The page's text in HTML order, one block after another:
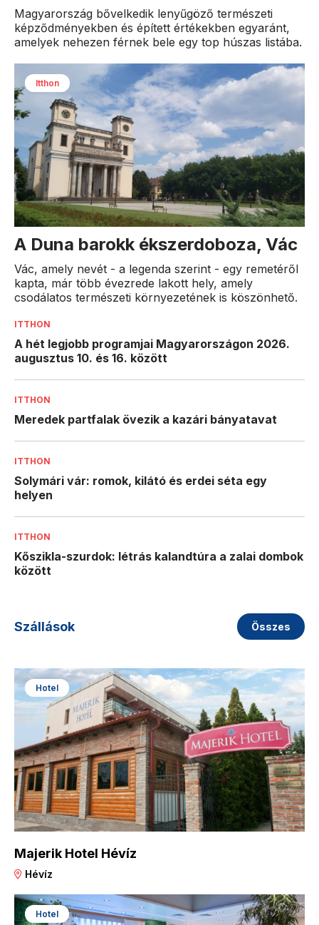
Magyarország bővelkedik lenyűgöző természeti
képződményekben és épített értékekben egyaránt,
amelyek nehezen férnek bele egy top húszas listába.
Itthon
A Duna barokk ékszerdoboza, Vác
Vác, amely nevét - a legenda szerint - egy remetéről
kapta, már több évezrede lakott hely, amely
csodálatos természeti környezetének is köszönhető.
ITTHON
A hét legjobb programjai Magyarországon 2026.
augusztus 10. és 16. között
ITTHON
Meredek partfalak övezik a kazári bányatavat
ITTHON
Solymári vár: romok, kilátó és erdei séta egy
helyen
ITTHON
Kőszikla-szurdok: létrás kalandtúra a zalai dombok
között
Szállások Összes
Hotel
Majerik Hotel Hévíz
Hévíz
Hotel